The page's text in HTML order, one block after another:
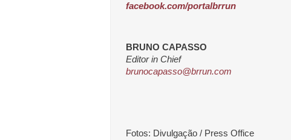
facebook.com/portalbrrun
BRUNO CAPASSO
Editor in Chief
brunocapasso@brrun.com
Fotos: Divulgação / Press Office